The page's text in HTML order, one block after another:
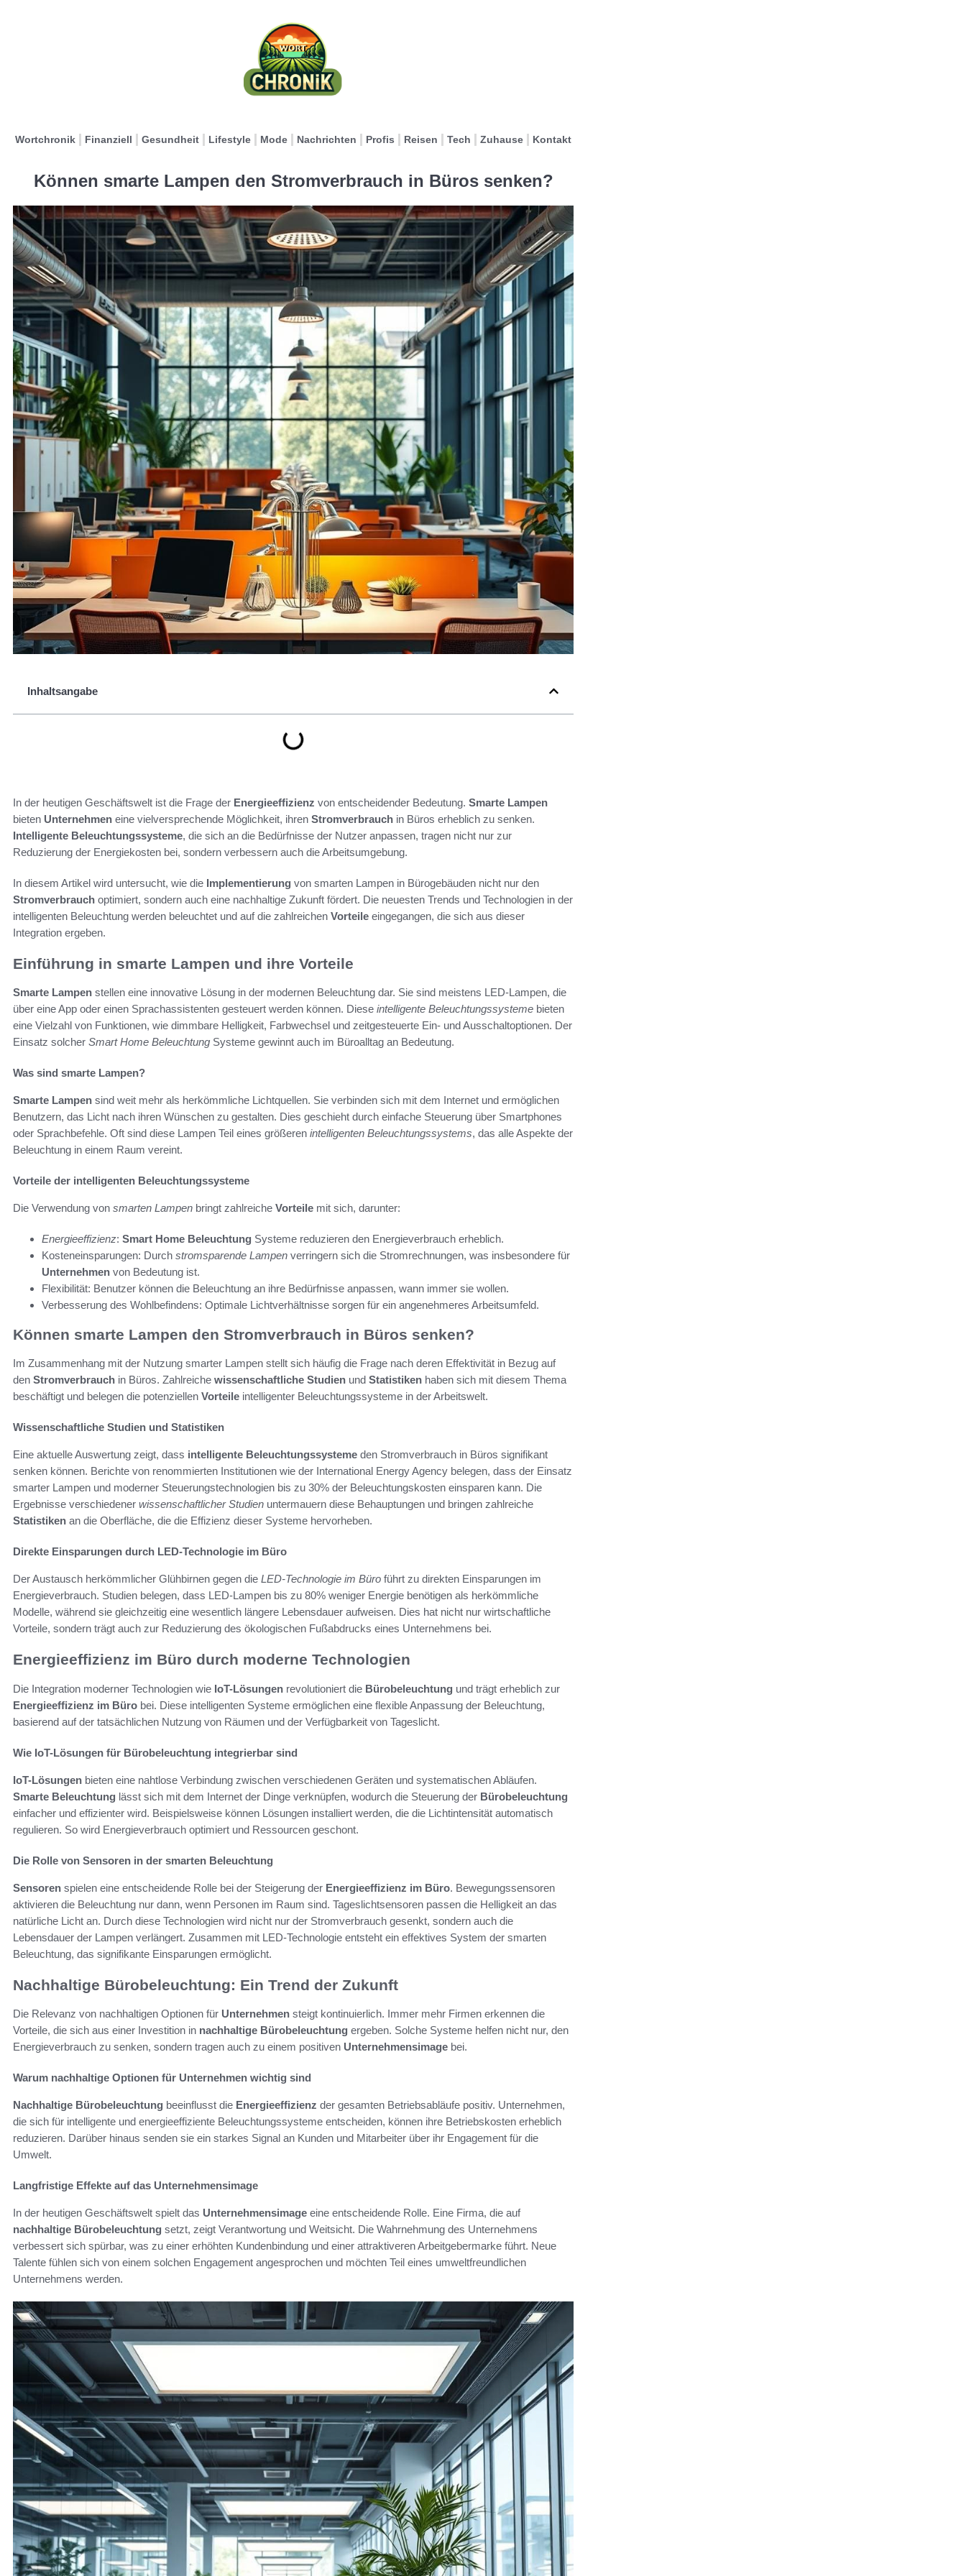
Wortchronik Finanziell Gesundheit Lifestyle Mode Nachrichten Profis Reisen Tech Zuhause Kontakt
Können smarte Lampen den Stromverbrauch in Büros senken?
Inhaltsangabe
In der heutigen Geschäftswelt ist die Frage der Energieeffizienz von entscheidender Bedeutung. Smarte Lampen
bieten Unternehmen eine vielversprechende Möglichkeit, ihren Stromverbrauch in Büros erheblich zu senken.
Intelligente Beleuchtungssysteme, die sich an die Bedürfnisse der Nutzer anpassen, tragen nicht nur zur
Reduzierung der Energiekosten bei, sondern verbessern auch die Arbeitsumgebung.
In diesem Artikel wird untersucht, wie die Implementierung von smarten Lampen in Bürogebäuden nicht nur den
Stromverbrauch optimiert, sondern auch eine nachhaltige Zukunft fördert. Die neuesten Trends und Technologien in der
intelligenten Beleuchtung werden beleuchtet und auf die zahlreichen Vorteile eingegangen, die sich aus dieser
Integration ergeben.
Einführung in smarte Lampen und ihre Vorteile
Smarte Lampen stellen eine innovative Lösung in der modernen Beleuchtung dar. Sie sind meistens LED-Lampen, die
über eine App oder einen Sprachassistenten gesteuert werden können. Diese intelligente Beleuchtungssysteme bieten
eine Vielzahl von Funktionen, wie dimmbare Helligkeit, Farbwechsel und zeitgesteuerte Ein- und Ausschaltoptionen. Der
Einsatz solcher Smart Home Beleuchtung Systeme gewinnt auch im Büroalltag an Bedeutung.
Was sind smarte Lampen?
Smarte Lampen sind weit mehr als herkömmliche Lichtquellen. Sie verbinden sich mit dem Internet und ermöglichen
Benutzern, das Licht nach ihren Wünschen zu gestalten. Dies geschieht durch einfache Steuerung über Smartphones
oder Sprachbefehle. Oft sind diese Lampen Teil eines größeren intelligenten Beleuchtungssystems, das alle Aspekte der
Beleuchtung in einem Raum vereint.
Vorteile der intelligenten Beleuchtungssysteme
Die Verwendung von smarten Lampen bringt zahlreiche Vorteile mit sich, darunter:
Energieeffizienz: Smart Home Beleuchtung Systeme reduzieren den Energieverbrauch erheblich.
Kosteneinsparungen: Durch stromsparende Lampen verringern sich die Stromrechnungen, was insbesondere für
Unternehmen von Bedeutung ist.
Flexibilität: Benutzer können die Beleuchtung an ihre Bedürfnisse anpassen, wann immer sie wollen.
Verbesserung des Wohlbefindens: Optimale Lichtverhältnisse sorgen für ein angenehmeres Arbeitsumfeld.
Können smarte Lampen den Stromverbrauch in Büros senken?
Im Zusammenhang mit der Nutzung smarter Lampen stellt sich häufig die Frage nach deren Effektivität in Bezug auf
den Stromverbrauch in Büros. Zahlreiche wissenschaftliche Studien und Statistiken haben sich mit diesem Thema
beschäftigt und belegen die potenziellen Vorteile intelligenter Beleuchtungssysteme in der Arbeitswelt.
Wissenschaftliche Studien und Statistiken
Eine aktuelle Auswertung zeigt, dass intelligente Beleuchtungssysteme den Stromverbrauch in Büros signifikant
senken können. Berichte von renommierten Institutionen wie der International Energy Agency belegen, dass der Einsatz
smarter Lampen und moderner Steuerungstechnologien bis zu 30% der Beleuchtungskosten einsparen kann. Die
Ergebnisse verschiedener wissenschaftlicher Studien untermauern diese Behauptungen und bringen zahlreiche
Statistiken an die Oberfläche, die die Effizienz dieser Systeme hervorheben.
Direkte Einsparungen durch LED-Technologie im Büro
Der Austausch herkömmlicher Glühbirnen gegen die LED-Technologie im Büro führt zu direkten Einsparungen im
Energieverbrauch. Studien belegen, dass LED-Lampen bis zu 80% weniger Energie benötigen als herkömmliche
Modelle, während sie gleichzeitig eine wesentlich längere Lebensdauer aufweisen. Dies hat nicht nur wirtschaftliche
Vorteile, sondern trägt auch zur Reduzierung des ökologischen Fußabdrucks eines Unternehmens bei.
Energieeffizienz im Büro durch moderne Technologien
Die Integration moderner Technologien wie IoT-Lösungen revolutioniert die Bürobeleuchtung und trägt erheblich zur
Energieeffizienz im Büro bei. Diese intelligenten Systeme ermöglichen eine flexible Anpassung der Beleuchtung,
basierend auf der tatsächlichen Nutzung von Räumen und der Verfügbarkeit von Tageslicht.
Wie IoT-Lösungen für Bürobeleuchtung integrierbar sind
IoT-Lösungen bieten eine nahtlose Verbindung zwischen verschiedenen Geräten und systematischen Abläufen.
Smarte Beleuchtung lässt sich mit dem Internet der Dinge verknüpfen, wodurch die Steuerung der Bürobeleuchtung
einfacher und effizienter wird. Beispielsweise können Lösungen installiert werden, die die Lichtintensität automatisch
regulieren. So wird Energieverbrauch optimiert und Ressourcen geschont.
Die Rolle von Sensoren in der smarten Beleuchtung
Sensoren spielen eine entscheidende Rolle bei der Steigerung der Energieeffizienz im Büro. Bewegungssensoren
aktivieren die Beleuchtung nur dann, wenn Personen im Raum sind. Tageslichtsensoren passen die Helligkeit an das
natürliche Licht an. Durch diese Technologien wird nicht nur der Stromverbrauch gesenkt, sondern auch die
Lebensdauer der Lampen verlängert. Zusammen mit LED-Technologie entsteht ein effektives System der smarten
Beleuchtung, das signifikante Einsparungen ermöglicht.
Nachhaltige Bürobeleuchtung: Ein Trend der Zukunft
Die Relevanz von nachhaltigen Optionen für Unternehmen steigt kontinuierlich. Immer mehr Firmen erkennen die
Vorteile, die sich aus einer Investition in nachhaltige Bürobeleuchtung ergeben. Solche Systeme helfen nicht nur, den
Energieverbrauch zu senken, sondern tragen auch zu einem positiven Unternehmensimage bei.
Warum nachhaltige Optionen für Unternehmen wichtig sind
Nachhaltige Bürobeleuchtung beeinflusst die Energieeffizienz der gesamten Betriebsabläufe positiv. Unternehmen,
die sich für intelligente und energieeffiziente Beleuchtungssysteme entscheiden, können ihre Betriebskosten erheblich
reduzieren. Darüber hinaus senden sie ein starkes Signal an Kunden und Mitarbeiter über ihr Engagement für die
Umwelt.
Langfristige Effekte auf das Unternehmensimage
In der heutigen Geschäftswelt spielt das Unternehmensimage eine entscheidende Rolle. Eine Firma, die auf
nachhaltige Bürobeleuchtung setzt, zeigt Verantwortung und Weitsicht. Die Wahrnehmung des Unternehmens
verbessert sich spürbar, was zu einer erhöhten Kundenbindung und einer attraktiveren Arbeitgebermarke führt. Neue
Talente fühlen sich von einem solchen Engagement angesprochen und möchten Teil eines umweltfreundlichen
Unternehmens werden.